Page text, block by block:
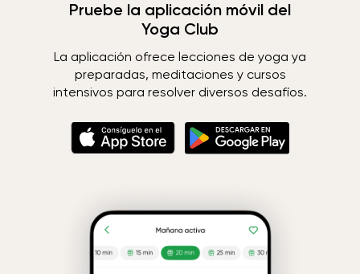
Pruebe la aplicación móvil del
Yoga Club
La aplicación ofrece lecciones de yoga ya
preparadas, meditaciones y cursos
intensivos para resolver diversos desafíos.